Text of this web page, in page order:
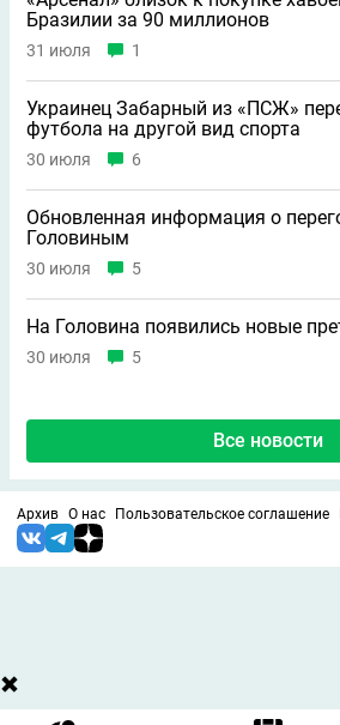
Бразилии за 90 миллионов
31 июля 1
Украинец Забарный из «ПСЖ»
футбола на другой вид спорта
30 июля 6
Обновленная информация о
Головиным
30 июля 5
На Головина появились новые
30 июля 5
Все новости
Архив О нас Пользовательское соглашение